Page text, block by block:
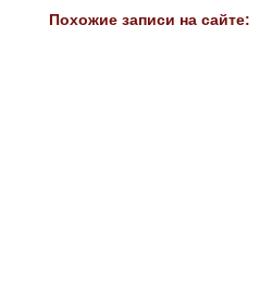
Похожие записи на сайте: